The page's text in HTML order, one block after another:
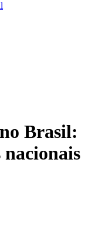
Brasil:
nacionais